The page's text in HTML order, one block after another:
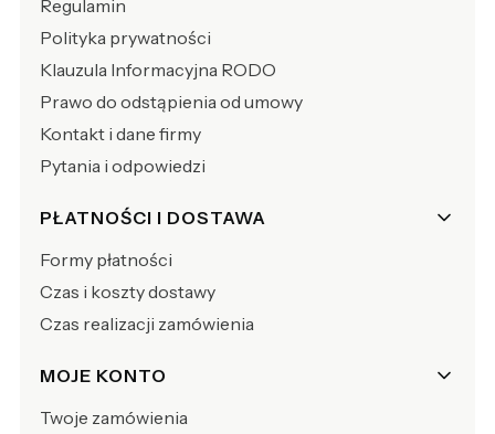
Regulamin
Polityka prywatności
Klauzula Informacyjna RODO
Prawo do odstąpienia od umowy
Kontakt i dane firmy
Pytania i odpowiedzi
PŁATNOŚCI I DOSTAWA
Formy płatności
Czas i koszty dostawy
Czas realizacji zamówienia
MOJE KONTO
Twoje zamówienia